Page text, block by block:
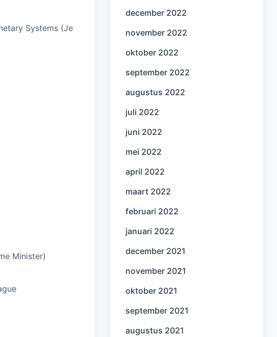
Systems (Je
Minister)
december 2022
november 2022
oktober 2022
september 2022
augustus 2022
juli 2022
juni 2022
mei 2022
april 2022
maart 2022
februari 2022
januari 2022
december 2021
november 2021
oktober 2021
september 2021
augustus 2021